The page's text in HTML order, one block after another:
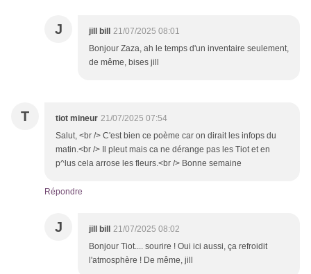
J jill bill
21/07/2025 08:01
Bonjour Zaza, ah le temps d'un inventaire seulement,
de même, bises jill
T tiot mineur 21/07/2025 07:54
Salut, <br /> C'est bien ce poème car on dirait les infops du
matin.<br /> Il pleut mais ca ne dérange pas les Tiot et en
p^lus cela arrose les fleurs.<br /> Bonne semaine
Répondre
J jill bill
21/07/2025 08:02
Bonjour Tiot.... sourire ! Oui ici aussi, ça refroidit
l'atmosphère ! De même, jill